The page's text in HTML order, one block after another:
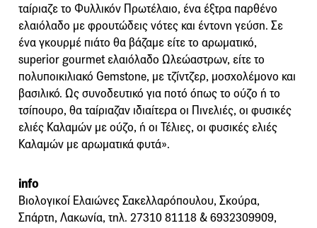
ταίριαζε το Φυλλικόν Πρωτέλαιο, ένα έξτρα παρθένο
ελαιόλαδο με φρουτώδεις νότες και έντονη γεύση. Σε
ένα γκουρμέ πιάτο θα βάζαμε είτε το αρωματικό,
superior gourmet ελαιόλαδο Ωλεώαστρων, είτε το
πολυποικιλιακό Gemstone, με τζίντζερ, μοσχολέμονο και
βασιλικό. Ως συνοδευτικό για ποτό όπως το ούζο ή το
τσίπουρο, θα ταίριαζαν ιδιαίτερα οι Πινελιές, οι φυσικές
ελιές Καλαμών με ούζο, ή οι Τέλιες, οι φυσικές ελιές
Καλαμών με αρωματικά φυτά».
info
Βιολογικοί Eλαιώνες Σακελλαρόπουλου, Σκούρα,
Σπάρτη, Λακωνία, τηλ. 27310 81118 & 6932309909,